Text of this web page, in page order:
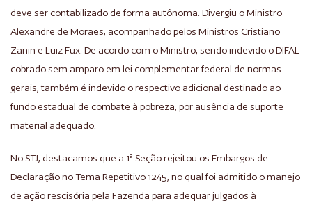
deve ser contabilizado de forma autônoma. Divergiu o Ministro
Alexandre de Moraes, acompanhado pelos Ministros Cristiano
Zanin e Luiz Fux. De acordo com o Ministro, sendo indevido o DIFAL
cobrado sem amparo em lei complementar federal de normas
gerais, também é indevido o respectivo adicional destinado ao
fundo estadual de combate à pobreza, por ausência de suporte
material adequado.
No STJ, destacamos que a 1ª Seção rejeitou os Embargos de
Declaração no Tema Repetitivo 1245, no qual foi admitido o manejo
de ação rescisória pela Fazenda para adequar julgados à